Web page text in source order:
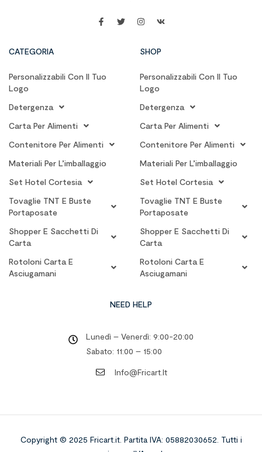
CATEGORIA
Personalizzabili Con Il Tuo
Logo
Detergenza
Carta Per Alimenti
Contenitore Per Alimenti
Materiali Per L’imballaggio
Set Hotel Cortesia
Tovaglie TNT E Buste
Portaposate
Shopper E Sacchetti Di
Carta
Rotoloni Carta E
Asciugamani
SHOP
Personalizzabili Con Il Tuo
Logo
Detergenza
Carta Per Alimenti
Contenitore Per Alimenti
Materiali Per L’imballaggio
Set Hotel Cortesia
Tovaglie TNT E Buste
Portaposate
Shopper E Sacchetti Di
Carta
Rotoloni Carta E
Asciugamani
NEED HELP
Lunedì – Venerdì: 9:00-20:00
Sabato: 11:00 – 15:00
Info@fricart.it
Copyright © 2025 Fricart.it. Partita IVA: 05882030652. Tutti i